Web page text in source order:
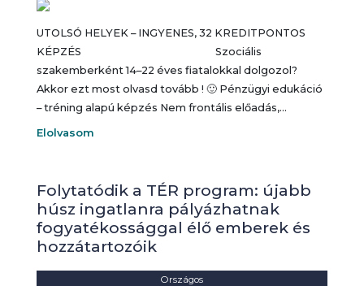
UTOLSÓ HELYEK – INGYENES, 32 KREDITPONTOS
KÉPZÉS Szociális
szakemberként 14–22 éves fiatalokkal dolgozol?
Akkor ezt most olvasd tovább ! 🙂 Pénzügyi edukáció
– tréning alapú képzés Nem frontális előadás,…
Elolvasom
Folytatódik a TÉR program: újabb
húsz ingatlanra pályázhatnak
fogyatékossággal élő emberek és
hozzátartozóik
Országos